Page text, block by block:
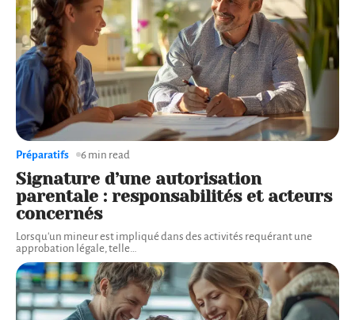
Signature d’une autorisation
parentale : responsabilités et acteurs
concernés
Lorsqu'un mineur est impliqué dans des activités requérant une
approbation légale, telle
Préparatifs 6 min read